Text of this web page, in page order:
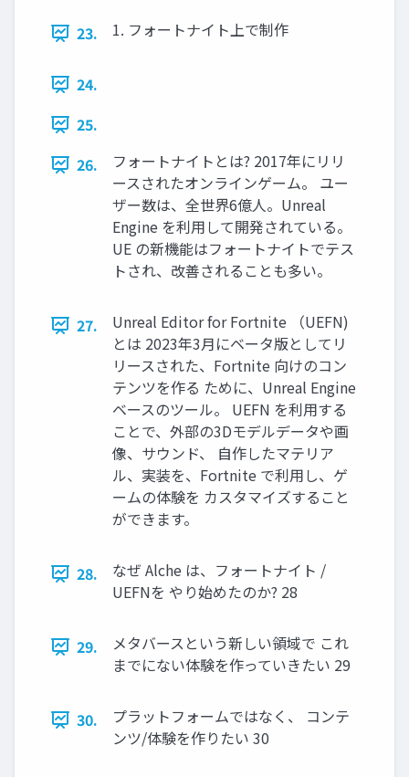
23. 1. フォートナイト上で制作
24.
25.
26.
フォートナイトとは? 2017年にリリ
ースされたオンラインゲーム。 ユー
ザー数は、全世界6億人。Unreal
Engine を利用して開発されている。
UE の新機能はフォートナイトでテス
トされ、改善されることも多い。
27.
Unreal Editor for Fortnite （UEFN)
とは 2023年3月にベータ版としてリ
リースされた、Fortnite 向けのコン
テンツを作る ために、Unreal Engine
ベースのツール。 UEFN を利用する
ことで、外部の3Dモデルデータや画
像、サウンド、 自作したマテリア
ル、実装を、Fortnite で利用し、ゲ
ームの体験を カスタマイズすること
ができます。
28.
なぜ Alche は、フォートナイト /
UEFNを やり始めたのか? 28
29.
メタバースという新しい領域で これ
までにない体験を作っていきたい 29
30.
プラットフォームではなく、 コンテ
ンツ/体験を作りたい 30